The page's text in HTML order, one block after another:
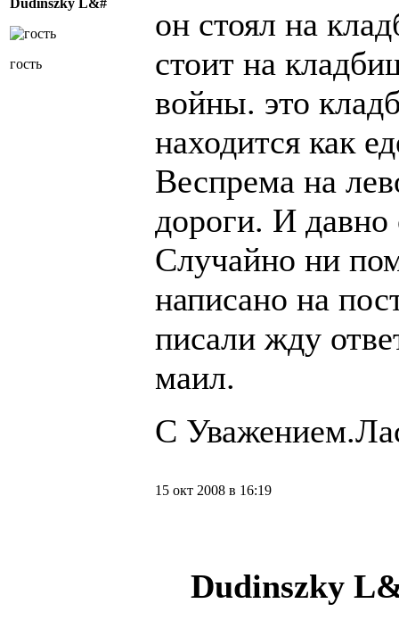
Dudinszky L&#
гость
он стоял на
стоит на
войны. это
находится как
Веспрема на
дороги. И давно
Случайно ни
написано на
писали жду
маил.
С
15 окт 2008 в 16:19
Dudinszky